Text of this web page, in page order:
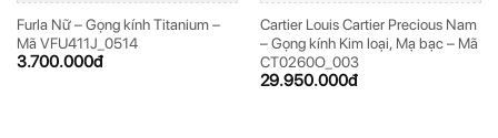
Furla Nữ – Gọng kính Titanium –
Mã VFU411J_0514
3.700.000đ
Cartier Louis Cartier Precious Nam
– Gọng kính Kim loại, Mạ bạc – Mã
CT0260O_003
29.950.000đ